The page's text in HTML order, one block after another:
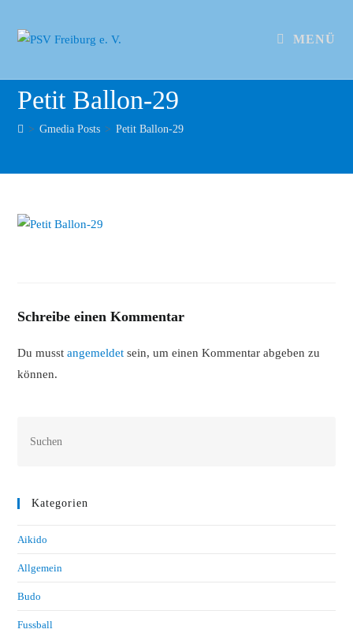
MENÜ
Petit Ballon-29
> Gmedia Posts > Petit Ballon-29
Schreibe einen Kommentar
Du musstangemeldet sein, um einen Kommentar abgeben zu
können.
Kategorien
Aikido
Allgemein
Budo
Fussball